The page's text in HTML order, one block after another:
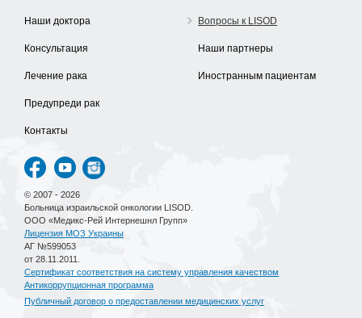
Наши доктора
Консультация
Лечение рака
Предупреди рак
Контакты
Вопросы к LISOD
Наши партнеры
Иностранным пациентам
© 2007 - 2026
Больница израильской онкологии LISOD.
ООО «Медикс-Рей Интернешнл Групп»
Лицензия МОЗ Украины
АГ №599053
от 28.11.2011.
Сертификат соответствия на систему управления качеством
Антикоррупционная программа
Публичный договор о предоставлении медицинских услуг